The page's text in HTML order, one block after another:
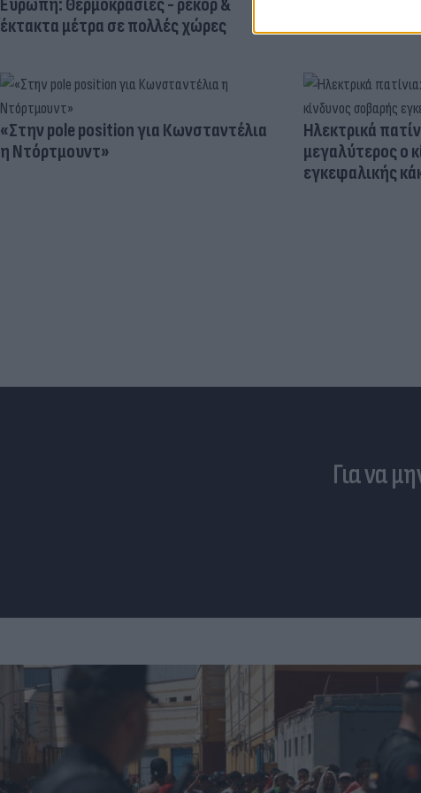
Ευρώπη: Θερμοκρασίες - ρεκόρ &
έκτακτα μέτρα σε πολλές χώρες
«Στην pole position για Κωνσταντέλια
η Ντόρτμουντ»
Ηλεκτρικά
μεγαλύτερος ο
εγκεφαλικής
Για να